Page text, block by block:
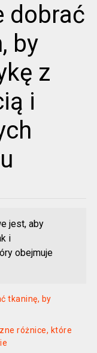
dobrać
by
z
i
jest, aby
i
obejmuje
tkaninę, by
różnice, które